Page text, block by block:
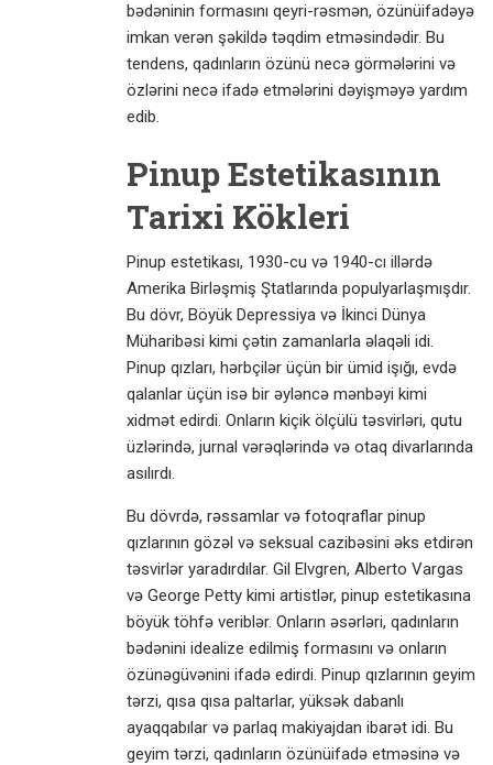
bədəninin formasını qeyri-rəsmən, özünüifadəyə
imkan verən şəkildə təqdim etməsindədir. Bu
tendens, qadınların özünü necə görmələrini və
özlərini necə ifadə etmələrini dəyişməyə yardım
edib.
Pinup Estetikasının
Tarixi Kökleri
Pinup estetikası, 1930-cu və 1940-cı illərdə
Amerika Birləşmiş Ştatlarında populyarlaşmışdır.
Bu dövr, Böyük Depressiya və İkinci Dünya
Müharibəsi kimi çətin zamanlarla əlaqəli idi.
Pinup qızları, hərbçilər üçün bir ümid işığı, evdə
qalanlar üçün isə bir əyləncə mənbəyi kimi
xidmət edirdi. Onların kiçik ölçülü təsvirləri, qutu
üzlərində, jurnal vərəqlərində və otaq divarlarında
asılırdı.
Bu dövrdə, rəssamlar və fotoqraflar pinup
qızlarının gözəl və seksual cazibəsini əks etdirən
təsvirlər yaradırdılar. Gil Elvgren, Alberto Vargas
və George Petty kimi artistlər, pinup estetikasına
böyük töhfə veriblər. Onların əsərləri, qadınların
bədənini idealize edilmiş formasını və onların
özünəgüvənini ifadə edirdi. Pinup qızlarının geyim
tərzi, qısa qısa paltarlar, yüksək dabanlı
ayaqqabılar və parlaq makiyajdan ibarət idi. Bu
geyim tərzi, qadınların özünüifadə etməsinə və